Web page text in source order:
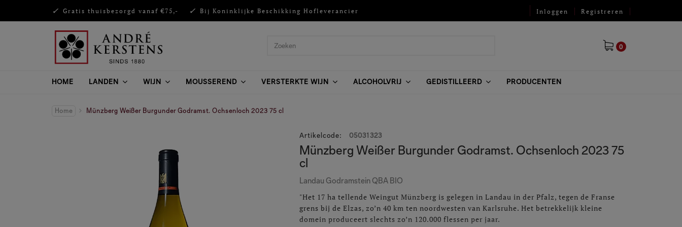
Gratis thuisbezorgd vanaf €75,- Bij Koninklijke Beschikking Hofleverancier Inloggen Registreren
0
HOME LANDEN WIJN MOUSSEREND VERSTERKTE WIJN ALCOHOLVRIJ GEDISTILLEERD PRODUCENTEN
Home Münzberg Weißer Burgunder Godramst. Ochsenloch 2023 75 cl
Artikelcode: 05031323
Münzberg Weißer Burgunder Godramst. Ochsenloch 2023 75
cl
Landau Godramstein QBA BIO
"Het 17 ha tellende Weingut Münzberg is gelegen in Landau in der Pfalz, tegen de Franse
grens bij de Elzas, zo’n 40 km ten noordwesten van Karlsruhe. Het betrekkelijk kleine
domein produceert slechts zo’n 120.000 flessen per jaar.